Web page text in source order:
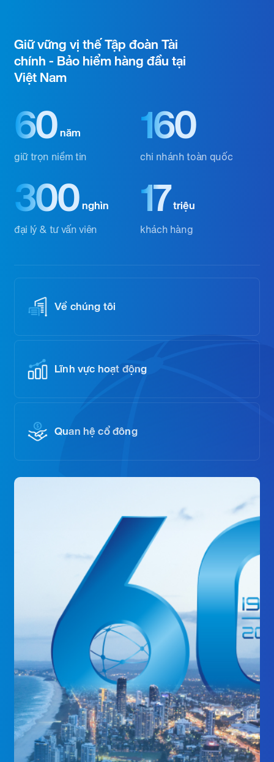
Giữ vững vị thế Tập đoàn Tài
chính - Bảo hiểm hàng đầu tại
Việt Nam
60 năm
giữ trọn niềm tin
160
chi nhánh toàn quốc
300 nghìn
đại lý & tư vấn viên
17 triệu
khách hàng
Về chúng tôi
Lĩnh vực hoạt động
Quan hệ cổ đông